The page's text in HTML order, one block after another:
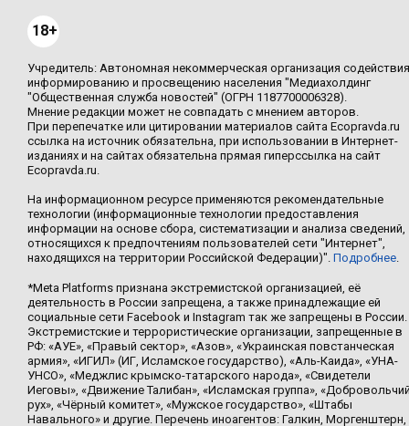
18+
Учредитель: Автономная некоммерческая организация содействия
информированию и просвещению населения "Медиахолдинг
"Общественная служба новостей" (ОГРН 1187700006328).
Мнение редакции может не совпадать с мнением авторов.
При перепечатке или цитировании материалов сайта Ecopravda.ru
ссылка на источник обязательна, при использовании в Интернет-
изданиях и на сайтах обязательна прямая гиперссылка на сайт
Ecopravda.ru.
На информационном ресурсе применяются рекомендательные
технологии (информационные технологии предоставления
информации на основе сбора, систематизации и анализа сведений,
относящихся к предпочтениям пользователей сети "Интернет",
находящихся на территории Российской Федерации)". Подробнее.
*Meta Platforms признана экстремистской организацией, её
деятельность в России запрещена, а также принадлежащие ей
социальные сети Facebook и Instagram так же запрещены в России.
Экстремистские и террористические организации, запрещенные в
РФ: «АУЕ», «Правый сектор», «Азов», «Украинская повстанческая
армия», «ИГИЛ» (ИГ, Исламское государство), «Аль-Каида», «УНА-
УНСО», «Меджлис крымско-татарского народа», «Свидетели
Иеговы», «Движение Талибан», «Исламская группа»,
рух», «Чёрный комитет», «Мужское государство», «Штабы
Навального» и другие. Перечень иноагентов: Галкин, Моргенштерн,